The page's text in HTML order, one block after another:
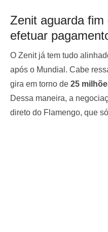
Zenit aguarda
efetuar
O Zenit já tem tudo
após o Mundial. Cabe
gira em torno de 25
Dessa maneira, a
direto do Flamengo, que